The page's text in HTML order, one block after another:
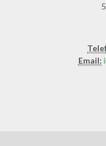
Email: